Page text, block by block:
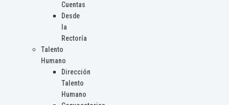
Cuentas
Desde
la
Rectoría
Talento
Humano
Dirección
Talento
Humano